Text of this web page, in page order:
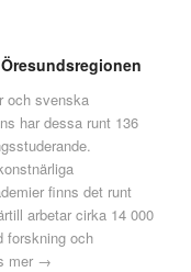
och svenska
har dessa runt 136
finns det runt
arbetar cirka 14 000
forskning och
mer →